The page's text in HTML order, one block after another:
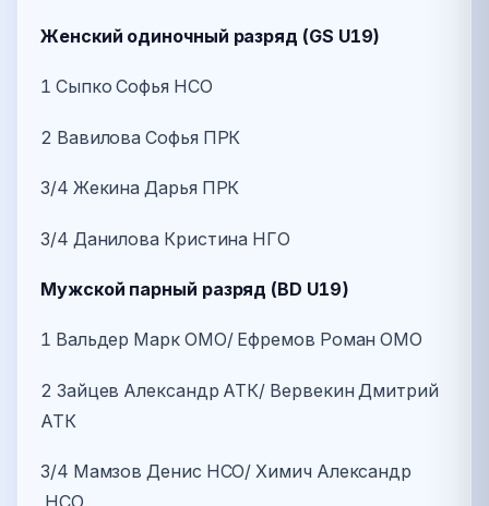
Женский одиночный разряд (GS U19)
1 Сыпко Софья НСО
2 Вавилова Софья ПРК
3/4 Жекина Дарья ПРК
3/4 Данилова Кристина НГО
Мужской парный разряд (BD U19)
1 Вальдер Марк ОМО/ Ефремов Роман ОМО
2 Зайцев Александр АТК/ Вервекин Дмитрий
АТК
3/4 Мамзов Денис НСО/ Химич Александр